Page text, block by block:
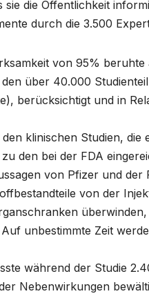
sie die Öffentlichkeit
durch die 3.500
von 95% beruhte
über 40.000
berücksichtigt und in
klinischen Studien, die
den bei der FDA
von Pfizer und der
von der
überwinden,
unbestimmte Zeit
während der Studie
Nebenwirkungen